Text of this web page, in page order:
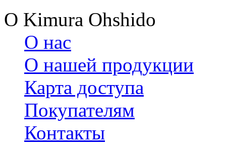
О Kimura Ohshido
О нас
О нашей продукции
Карта доступа
Покупателям
Контакты